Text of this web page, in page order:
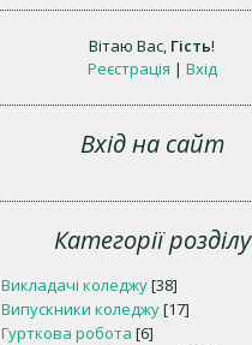
Вітаю Вас, Гість!
Реєстрація | Вхід
Вхід на сайт
Категорії розділу
Викладачі коледжу[38]
Випускники коледжу[17]
Гурткова робота [6]